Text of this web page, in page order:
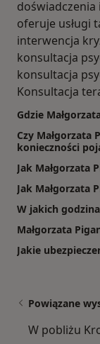
doświadczenia
oferuje usługi
interwencja
konsultacja
konsultacja
Konsultacja
Gdzie
Czy Małgorzata
konieczności
Jak Małgorzata
Jak Małgorzata
W jakich
Małgorzata
Jakie
Powiązane
W pobliżu